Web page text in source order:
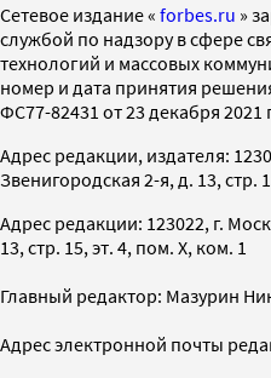
Cетевое издание « forbes.ru »
службой по надзору в сфере
технологий и массовых
номер и дата принятия
ФС77-82431 от 23 декабря 2021
Адрес редакции, издателя:
Звенигородская 2-я, д. 13, стр.
Адрес редакции: 123022, г.
13, стр. 15, эт. 4, пом. X, ком. 1
Главный редактор: Мазурин
Адрес электронной почты